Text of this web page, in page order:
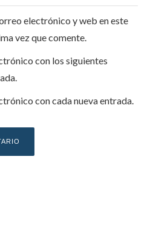
electrónico y web en este
vez que comente.
con los siguientes
con cada nueva entrada.